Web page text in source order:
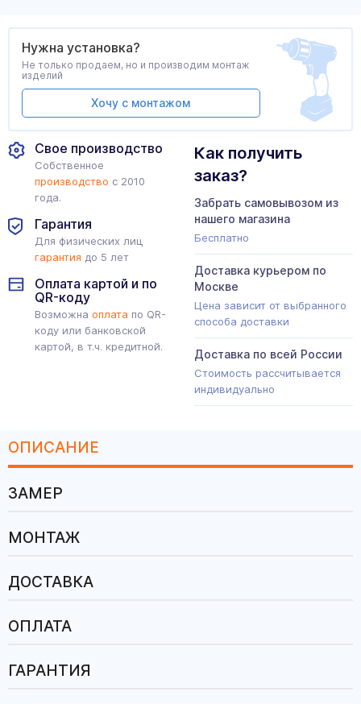
Свое производство
Собственное
производство с 2010
года.
Гарантия
Для физических лиц
гарантия до 5 лет
Оплата картой и по
QR-коду
Возможна оплата по QR-
коду или банковской
картой, в т.ч. кредитной.
Как получить
заказ?
Забрать самовывозом из
нашего магазина
Бесплатно
Доставка курьером по
Москве
Цена зависит от выбранного
способа доставки
Доставка по всей России
Стоимость рассчитывается
индивидуально
Нужна установка?
Не только продаем, но и производим монтаж
изделий
Хочу с монтажом
ОПИСАНИЕ
ЗАМЕР
МОНТАЖ
ДОСТАВКА
ОПЛАТА
ГАРАНТИЯ